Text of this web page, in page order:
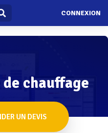
CONNEXION
chauffage
UN DEVIS